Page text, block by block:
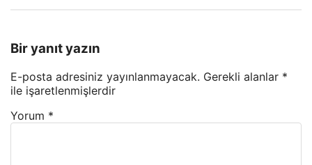
Bir yanıt yazın
E-posta adresiniz yayınlanmayacak. Gerekli alanlar *
ile işaretlenmişlerdir
Yorum *